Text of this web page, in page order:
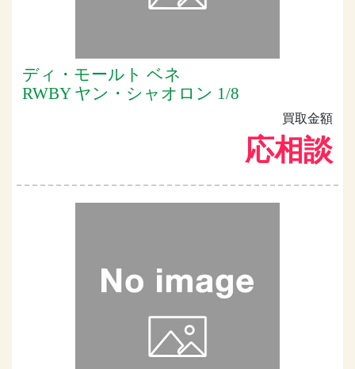
ディ・モールト ベネ
RWBY ヤン・シャオロン 1/8
買取金額
応相談